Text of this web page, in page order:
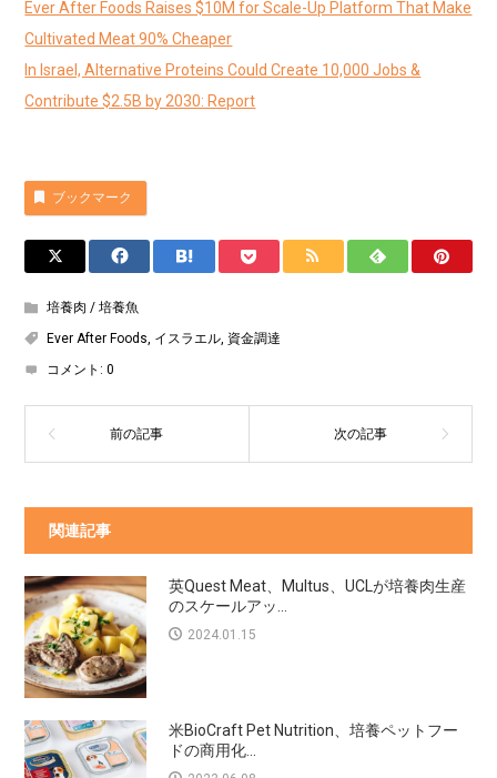
Ever After Foods Raises $10M for Scale-Up Platform That Make
Cultivated Meat 90% Cheaper
In Israel, Alternative Proteins Could Create 10,000 Jobs &
Contribute $2.5B by 2030: Report
ブックマーク
培養肉 / 培養魚
Ever After Foods, イスラエル, 資金調達
コメント:0
関連記事
英Quest Meat、Multus、UCLが培養肉生産
のスケールアッ...
2024.01.15
米BioCraft Pet Nutrition、培養ペットフー
ドの商用化...